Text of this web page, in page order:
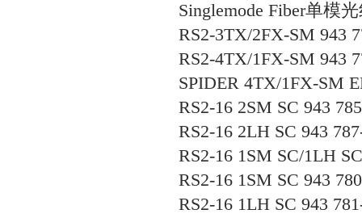
Singlemode Fiber单模光
RS2-3TX/2FX-SM 943
RS2-4TX/1FX-SM 943
SPIDER 4TX/1FX-SM
RS2-16 2SM SC 943
RS2-16 2LH SC 943
RS2-16 1SM SC/1LH
RS2-16 1SM SC 943
RS2-16 1LH SC 943